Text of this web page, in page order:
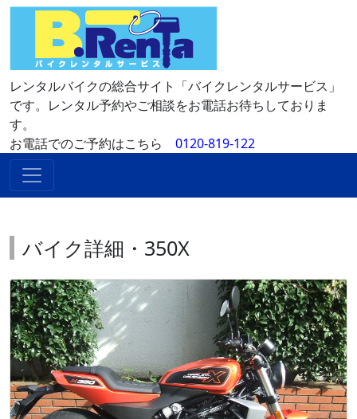
レンタルバイクの総合サイト「バイクレンタルサービス」
です。レンタル予約やご相談をお電話お待ちしておりま
す。
お電話でのご予約はこちら 0120-819-122
バイク詳細・350X